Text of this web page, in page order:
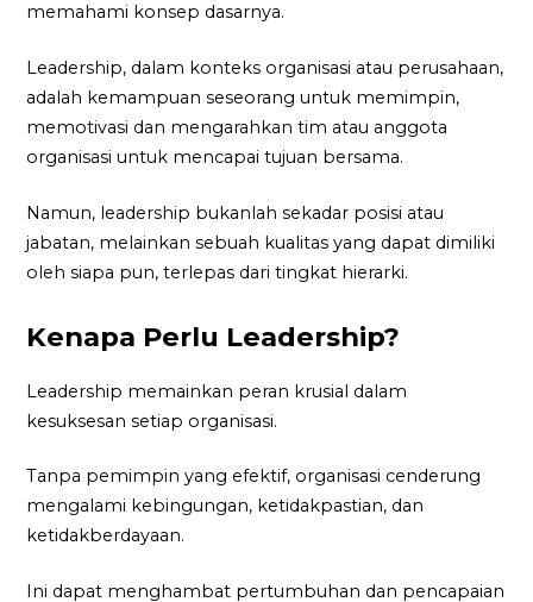
memahami konsep dasarnya.
Leadership, dalam konteks organisasi atau perusahaan,
adalah kemampuan seseorang untuk memimpin,
memotivasi dan mengarahkan tim atau anggota
organisasi untuk mencapai tujuan bersama.
Namun, leadership bukanlah sekadar posisi atau
jabatan, melainkan sebuah kualitas yang dapat dimiliki
oleh siapa pun, terlepas dari tingkat hierarki.
Kenapa Perlu Leadership?
Leadership memainkan peran krusial dalam
kesuksesan setiap organisasi.
Tanpa pemimpin yang efektif, organisasi cenderung
mengalami kebingungan, ketidakpastian, dan
ketidakberdayaan.
Ini dapat menghambat pertumbuhan dan pencapaian